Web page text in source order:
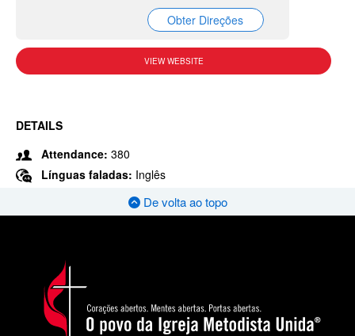
Obter Direções
VIEW WEBSITE
DETAILS
Attendance: 380
Línguas faladas: Inglês
De volta ao topo